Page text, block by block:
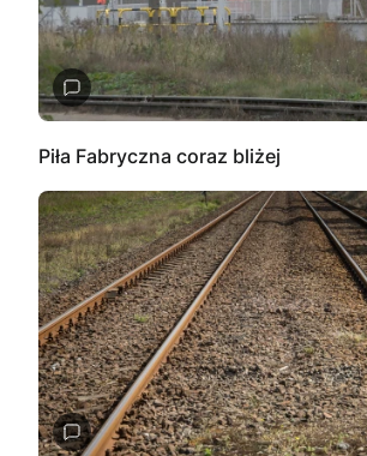
Piła Fabryczna coraz bliżej